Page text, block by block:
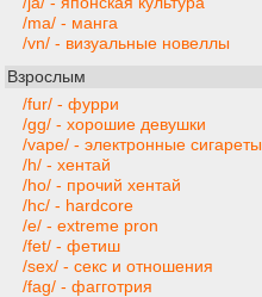
/ma/ - манга
/vn/ - визуальные новеллы
Взрослым
/fur/ - фурри
/gg/ - хорошие девушки
/vape/ - электронные сигареты
/h/ - хентай
/ho/ - прочий хентай
/hc/ - hardcore
/e/ - extreme pron
/fet/ - фетиш
/sex/ - секс и отношения
/fag/ - фагготрия